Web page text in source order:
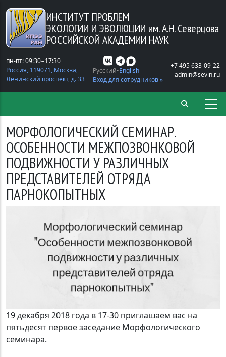
Перейти к основному содержанию
ИНСТИТУТ ПРОБЛЕМ
ЭКОЛОГИИ И ЭВОЛЮЦИИ им. А.Н. Северцова
РОССИЙСКОЙ АКАДЕМИИ НАУК
пн-пт: 09:30−17:30
Россия, 119071, Москва,
Ленинский проспект, д. 33
Русский English
Вход для сотрудников »
+7 495 633-09-22
admin@sevin.ru
МОРФОЛОГИЧЕСКИЙ СЕМИНАР.
ОСОБЕННОСТИ МЕЖПОЗВОНКОВОЙ
ПОДВИЖНОСТИ У РАЗЛИЧНЫХ
ПРЕДСТАВИТЕЛЕЙ ОТРЯДА
ПАРНОКОПЫТНЫХ
19 декабря 2018 года в 17-30 приглашаем вас на
пятьдесят первое заседание Морфологического
семинара.